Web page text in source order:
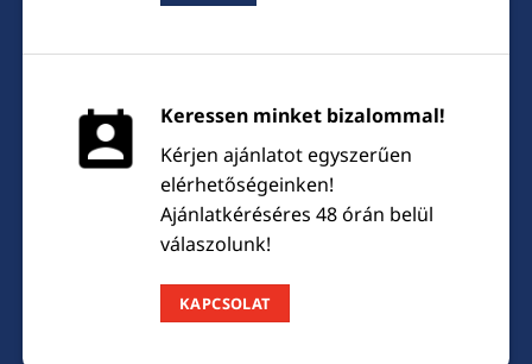
Keressen minket bizalommal!
Kérjen ajánlatot egyszerűen
elérhetőségeinken!
Ajánlatkéréséres 48 órán belül
válaszolunk!
KAPCSOLAT